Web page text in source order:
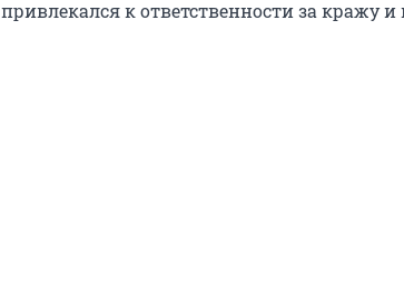
привлекался к ответственности за кражу